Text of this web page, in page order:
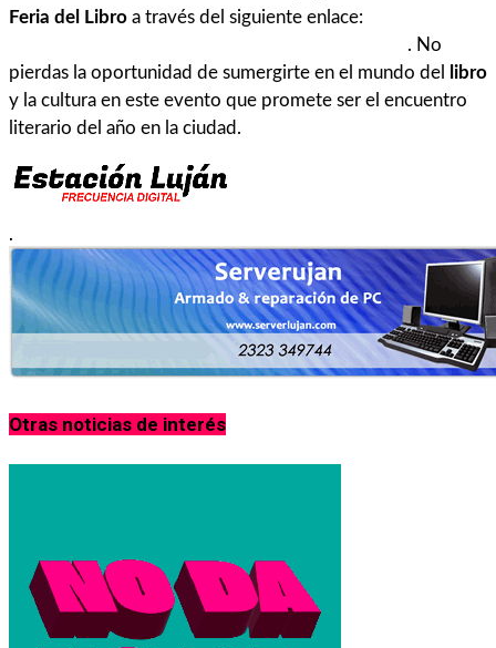
Feria del Libro a través del siguiente enlace:
. No
pierdas la oportunidad de sumergirte en el mundo del
libro
y la cultura en este evento que promete ser el encuentro
literario del año en la ciudad.
.
Otras noticias de interés